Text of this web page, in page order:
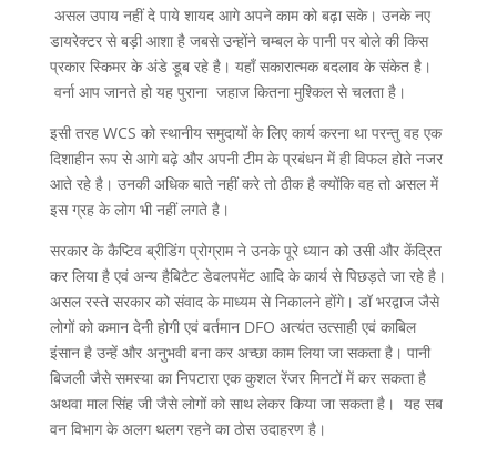
असल उपाय नहीं दे पाये शायद आगे अपने काम को बढ़ा सके। उनके नए
डायरेक्टर से बड़ी आशा है जबसे उन्होंने चम्बल के पानी पर बोले की किस
प्रकार स्किमर के अंडे डूब रहे है। यहाँ सकारात्मक बदलाव के संकेत है।
वर्ना आप जानते हो यह पुराना जहाज कितना मुश्किल से चलता है।
इसी तरह WCS को स्थानीय समुदायों के लिए कार्य करना था परन्तु वह एक
दिशाहीन रूप से आगे बढ़े और अपनी टीम के प्रबंधन में ही विफल होते नजर
आते रहे है। उनकी अधिक बाते नहीं करे तो ठीक है क्योंकि वह तो असल में
इस ग्रह के लोग भी नहीं लगते है।
सरकार के कैप्टिव ब्रीडिंग प्रोग्राम ने उनके पूरे ध्यान को उसी और केंद्रित
कर लिया है एवं अन्य हैबिटैट डेवलपमेंट आदि के कार्य से पिछड़ते जा रहे है।
असल रस्ते सरकार को संवाद के माध्यम से निकालने होंगे। डॉ भरद्वाज जैसे
लोगों को कमान देनी होगी एवं वर्तमान DFO अत्यंत उत्साही एवं काबिल
इंसान है उन्हें और अनुभवी बना कर अच्छा काम लिया जा सकता है। पानी
बिजली जैसे समस्या का निपटारा एक कुशल रेंजर मिनटों में कर सकता है
अथवा माल सिंह जी जैसे लोगों को साथ लेकर किया जा सकता है। यह सब
वन विभाग के अलग थलग रहने का ठोस उदाहरण है।